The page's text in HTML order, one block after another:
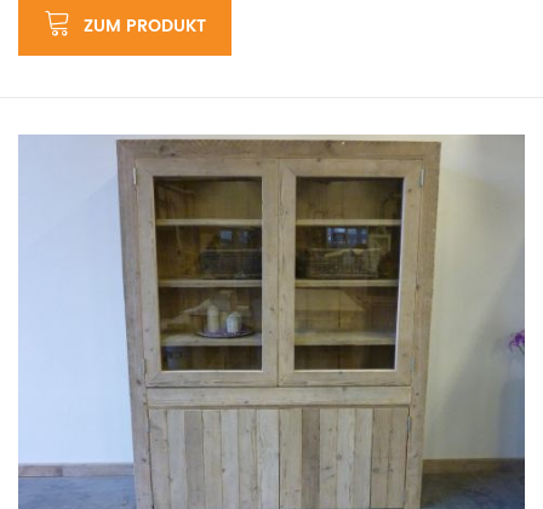
ZUM PRODUKT